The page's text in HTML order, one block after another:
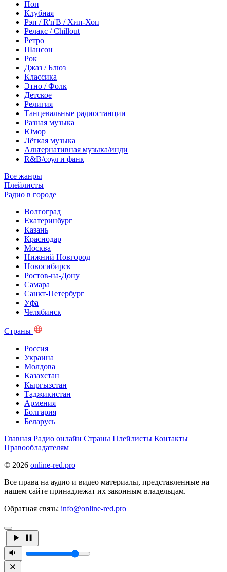
Поп
Клубная
Рэп / R'n'B / Хип-Хоп
Релакс / Chillout
Ретро
Шансон
Рок
Джаз / Блюз
Классика
Этно / Фолк
Детское
Религия
Танцевальные радиостанции
Разная музыка
Юмор
Лёгкая музыка
Альтернативная музыка/инди
R&B/cоул и фанк
Все жанры
Плейлисты
Радио в городе
Волгоград
Екатеринбург
Казань
Краснодар
Москва
Нижний Новгород
Новосибирск
Ростов-на-Дону
Самара
Санкт-Петербург
Уфа
Челябинск
Страны
Россия
Украина
Молдова
Казахстан
Кыргызстан
Таджикистан
Армения
Болгария
Беларусь
Главная Радио онлайн Страны Плейлисты Контакты
Правообладателям
© 2026 online-red.pro
Все права на аудио и видео материалы, представленные на
нашем сайте принадлежат их законным владельцам.
Обратная связь: info@online-red.pro